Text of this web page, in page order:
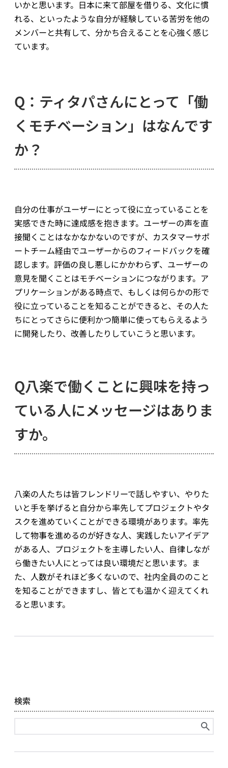
いかと思います。日本に来て部屋を借りる、文化に慣
れる、といったような自分が経験している苦労を他の
メンバーと共有して、分かち合えることを心強く感じ
ています。
Q：ティタパさんにとって「働
くモチベーション」はなんです
か？
自分の仕事がユーザーにとって役に立っていることを
実感できた時に達成感を抱きます。ユーザーの声を直
接聞くことはなかなかないのですが、カスタマーサポ
ートチーム経由でユーザーからのフィードバックを確
認します。評価の良し悪しにかかわらず、ユーザーの
意見を聞くことはモチベーションにつながります。ア
プリケーションがある時点で、もしくは何らかの形で
役に立っていることを知ることができると、その人た
ちにとってさらに便利かつ簡単に使ってもらえるよう
に開発したり、改善したりしていこうと思います。
Q八楽で働くことに興味を持っ
ている人にメッセージはありま
すか。
八楽の人たちは皆フレンドリーで話しやすい、やりた
いと手を挙げると自分から率先してプロジェクトやタ
スクを進めていくことができる環境があります。率先
して物事を進めるのが好きな人、実践したいアイデア
がある人、プロジェクトを主導したい人、自律しなが
ら働きたい人にとっては良い環境だと思います。ま
た、人数がそれほど多くないので、社内全員ののこと
を知ることができますし、皆とても温かく迎えてくれ
ると思います。
検索
索: